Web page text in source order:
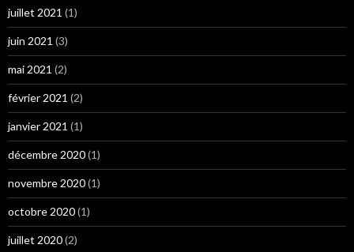
juillet 2021 (1)
juin 2021 (3)
mai 2021 (2)
février 2021 (2)
janvier 2021 (1)
décembre 2020(1)
novembre 2020(1)
octobre 2020(1)
juillet 2020(2)